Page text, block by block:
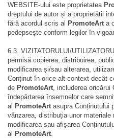
WEBSITE-ului este proprietatea
dreptului de autor și a proprietății
fără acordul scris al PromoteArta
pedepsește conform legilor în
6.3. VIZITATORULUI/
permisă copierea, distribuirea,
modificarea și/sau alterarea,
Conținut în orice alt context decât
de PromoteArt, includerea oricărui
îndepărtarea însemnelor care
al PromoteArtasupra Conținutului
vânzarea, distribuția unor materiale
modificarea sau afișarea
al PromoteArt.